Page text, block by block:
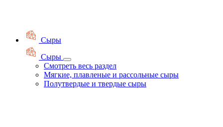
Сыры
Сыры
Смотреть весь раздел
Мягкие, плавленые и рассольные сыры
Полутвердые и твердые сыры